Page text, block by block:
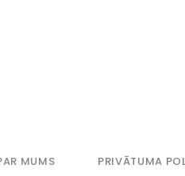
MUMS
PRIVĀTUMA